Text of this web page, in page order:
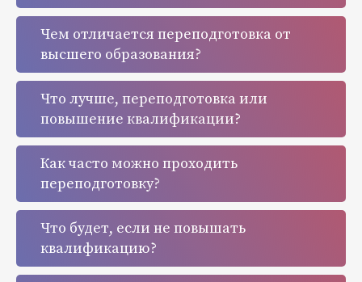
Чем отличается переподготовка от
высшего образования?
Что лучше, переподготовка или
повышение квалификации?
Как часто можно проходить
переподготовку?
Что будет, если не повышать
квалификацию?